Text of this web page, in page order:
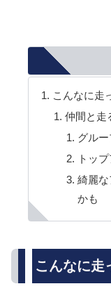
こんなに走
仲間と走
グル
トッ
綺麗
かも
こんなに走